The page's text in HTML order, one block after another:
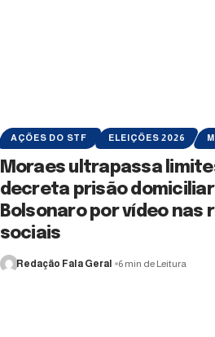
AÇÕES DO STF ELEIÇÕES 2026
Moraes ultrapassa
decreta prisão
Bolsonaro por vídeo nas
sociais
Redação Fala Geral 6 min de Leitura